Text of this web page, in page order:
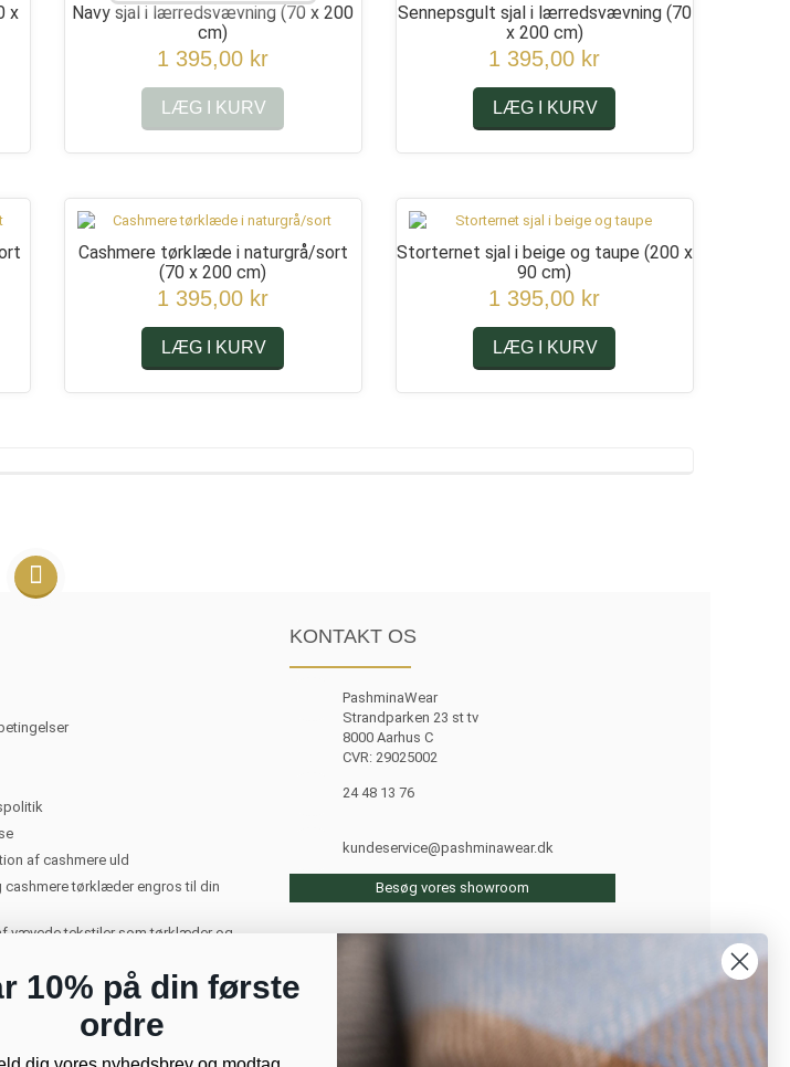
x
Navy sjal i lærredsvævning(70 x 200
cm)
1 395,00 kr
LÆG I KURV
Sennepsgult sjal i lærredsvævning (70
x 200 cm)
1 395,00 kr
LÆG I KURV
Cashmere tørklæde i naturgrå/sort
(70 x 200 cm)
1 395,00 kr
LÆG I KURV
Storternet sjal i beige og taupe (200 x
90 cm)
1 395,00 kr
LÆG I KURV
af cashmere uld
cashmere tørklæder engros til din
vævede tekstiler som tørklæder og
i medierne
Om at rejse til Nepal
for cashmere
og sjaler
KONTAKT OS
PashminaWear
Strandparken 23 st tv
8000 Aarhus C
CVR: 29025002
24 48 13 76
kundeservice@pashminawear.dk
Besøg vores showroom
10% på din første
ordre